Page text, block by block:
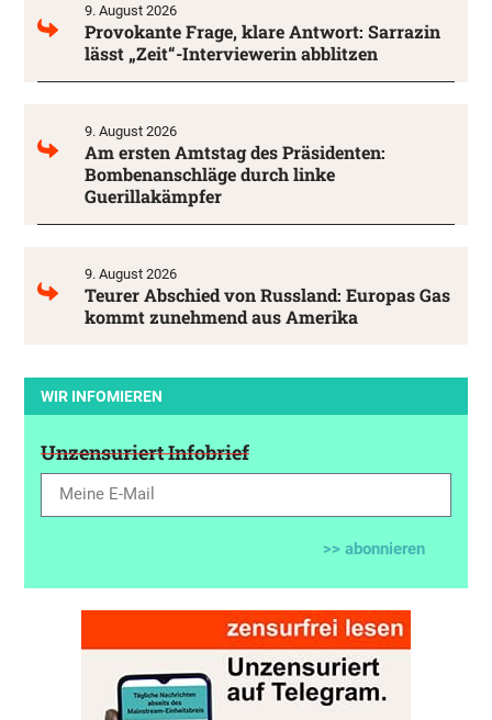
9. August 2026
Provokante Frage, klare Antwort: Sarrazin
lässt „Zeit“-Interviewerin abblitzen
9. August 2026
Am ersten Amtstag des Präsidenten:
Bombenanschläge durch linke
Guerillakämpfer
9. August 2026
Teurer Abschied von Russland: Europas Gas
kommt zunehmend aus Amerika
WIR INFOMIEREN
Unzensuriert Infobrief
>> abonnieren